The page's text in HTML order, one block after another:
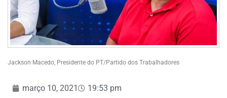
Jackson Macedo, Presidente do PT/Partido dos Trabalhadores
março 10, 2021
19:53 pm